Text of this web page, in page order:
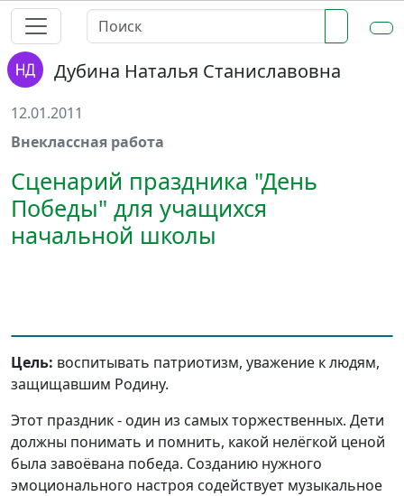
Дубина Наталья Станиславовна
12.01.2011
Внеклассная работа
Сценарий праздника "День
Победы" для учащихся
начальной школы
Цель: воспитывать патриотизм, уважение к людям,
защищавшим Родину.
Этот праздник - один из самых торжественных. Дети
должны понимать и помнить, какой нелёгкой ценой
была завоёвана победа. Созданию нужного
эмоционального настроя содействует музыкальное